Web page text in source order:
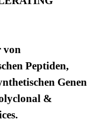
von
Peptiden,
Genen
&